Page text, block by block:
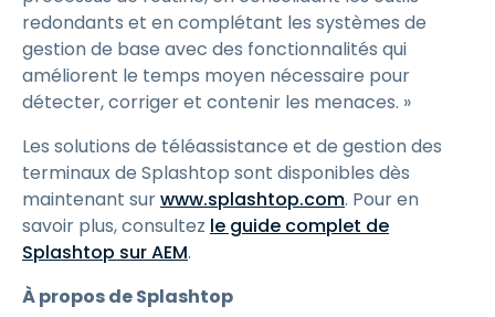
redondants et en complétant les systèmes de
gestion de base avec des fonctionnalités qui
améliorent le temps moyen nécessaire pour
détecter, corriger et contenir les menaces. »
Les solutions de téléassistance et de gestion des
terminaux de Splashtop sont disponibles dès
maintenant surwww.splashtop.com. Pour en
savoir plus, consultez le guide complet de
Splashtop sur AEM.
À propos de Splashtop